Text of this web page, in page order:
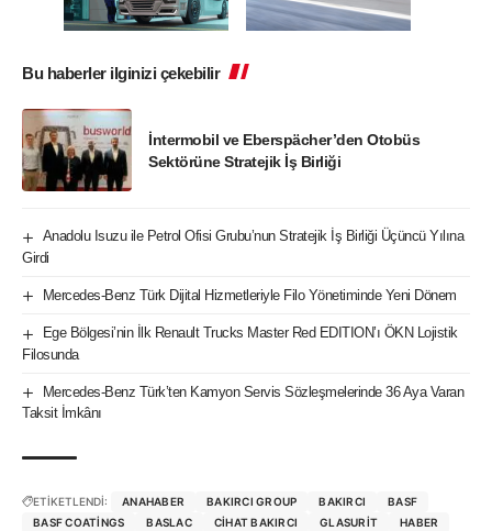
Bu haberler ilginizi çekebilir
İntermobil ve Eberspächer’den Otobüs
Sektörüne Stratejik İş Birliği
Anadolu Isuzu ile Petrol Ofisi Grubu’nun Stratejik İş Birliği Üçüncü Yılına
Girdi
Mercedes-Benz Türk Dijital Hizmetleriyle Filo Yönetiminde Yeni Dönem
Ege Bölgesi’nin İlk Renault Trucks Master Red EDITION’ı ÖKN Lojistik
Filosunda
Mercedes-Benz Türk’ten Kamyon Servis Sözleşmelerinde 36 Aya Varan
Taksit İmkânı
ETİKETLENDİ: ANAHABER BAKIRCI GROUP BAKIRCI
BASF
BASF COATINGS
BASLAC CIHAT BAKIRCI GLASURIT
HABER